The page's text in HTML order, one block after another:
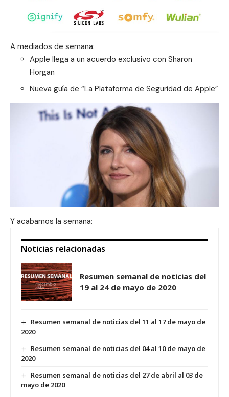
A mediados de semana:
Apple llega a un acuerdo exclusivo con Sharon
Horgan
Nueva guía de “La Plataforma de Seguridad de Apple”
Y acabamos la semana:
Noticias relacionadas
Resumen semanal de noticias del
19 al 24 de mayo de 2020
Resumen semanal de noticias del 11 al 17 de mayo de
2020
Resumen semanal de noticias del 04 al 10 de mayo de
2020
Resumen semanal de noticias del 27 de abril al 03 de
mayo de 2020